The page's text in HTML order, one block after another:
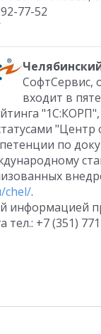
77-52
СофтСервис,
входит в
по
chel/.
информацией
+7 (351)